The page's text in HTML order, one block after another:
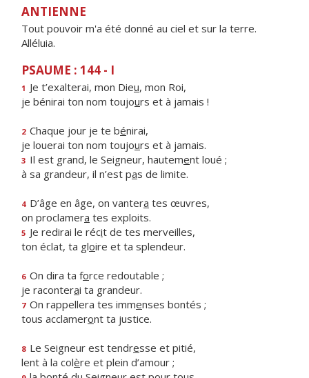
ANTIENNE
Tout pouvoir m'a été donné au ciel et sur la terre.
Alléluia.
PSAUME : 144 - I
1 Je t’exalterai, mon Dieu, mon Roi,
je bénirai ton nom toujours et à jamais !
2 Chaque jour je te bénirai,
je louerai ton nom toujours et à jamais.
3 Il est grand, le Seigneur, hautement loué ;
à sa grandeur, il n’est pas de limite.
4 D’âge en âge, on vantera tes œuvres,
on proclamera tes exploits.
5 Je redirai le récit de tes merveilles,
ton éclat, ta gloire et ta splendeur.
6 On dira ta force redoutable ;
je raconterai ta grandeur.
7 On rappellera tes immenses bontés ;
tous acclameront ta justice.
8 Le Seigneur est tendresse et pitié,
lent à la colère et plein d’amour ;